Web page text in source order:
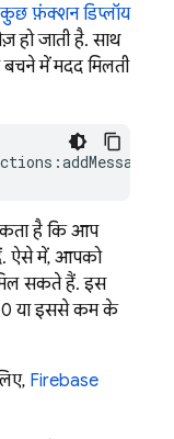
कुछ फ़ंक्शन डिप्लॉय
हो जाती है. साथ
में मदद मिलती
है कि आप
ऐसे में, आपको
सकते हैं. इस
या इससे कम के
Firebase